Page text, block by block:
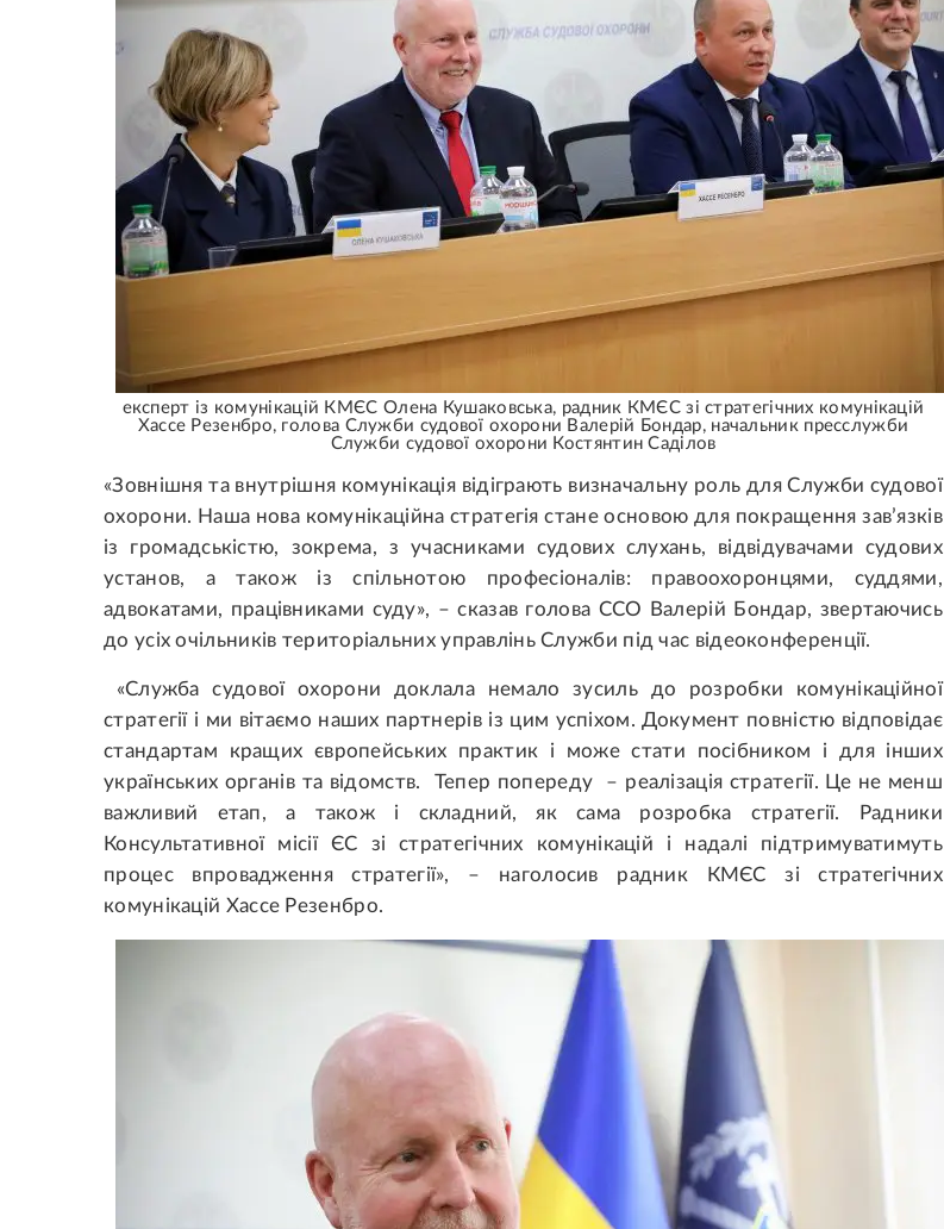
експерт із комунікацій КМЄС Олена Кушаковська, радник КМЄС зі стратегічних комунікацій
Хассе Резенбро, голова Служби судової охорони Валерій Бондар, начальник пресслужби
Служби судової охорони Костянтин Саділов
«Зовнішня та внутрішня комунікація відіграють визначальну роль для Служби судової
охорони. Наша нова комунікаційна стратегія стане основою для покращення зав’язків
із громадськістю, зокрема, з учасниками судових слухань, відвідувачами судових
установ, а також із спільнотою професіоналів: правоохоронцями, суддями,
адвокатами, працівниками суду», – сказав голова ССО Валерій Бондар, звертаючись
до усіх очільників територіальних управлінь Служби під час відеоконференції.
«Служба судової охорони доклала немало зусиль до розробки комунікаційної
стратегії і ми вітаємо наших партнерів із цим успіхом. Документ повністю відповідає
стандартам кращих європейських практик і може стати посібником і для інших
українських органів та відомств. Тепер попереду – реалізація стратегії. Це не менш
важливий етап, а також і складний, як сама розробка стратегії. Радники
Консультативної місії ЄС зі стратегічних комунікацій і надалі підтримуватимуть
процес впровадження стратегії», – наголосив радник КМЄС зі стратегічних
комунікацій Хассе Резенбро.